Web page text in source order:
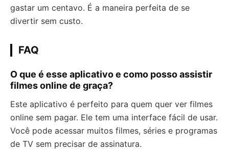
gastar um centavo. É a maneira perfeita de se
divertir sem custo.
FAQ
O que é esse aplicativo e como posso assistir
filmes online de graça?
Este aplicativo é perfeito para quem quer ver filmes
online sem pagar. Ele tem uma interface fácil de usar.
Você pode acessar muitos filmes, séries e programas
de TV sem precisar de assinatura.